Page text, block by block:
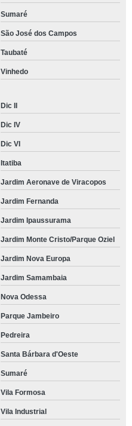
Sumaré
São José dos Campos
Taubaté
Vinhedo
Dic II
Dic IV
Dic VI
Itatiba
Jardim Aeronave de Viracopos
Jardim Fernanda
Jardim Ipaussurama
Jardim Monte Cristo/Parque Oziel
Jardim Nova Europa
Jardim Samambaia
Nova Odessa
Parque Jambeiro
Pedreira
Santa Bárbara d'Oeste
Sumaré
Vila Formosa
Vila Industrial